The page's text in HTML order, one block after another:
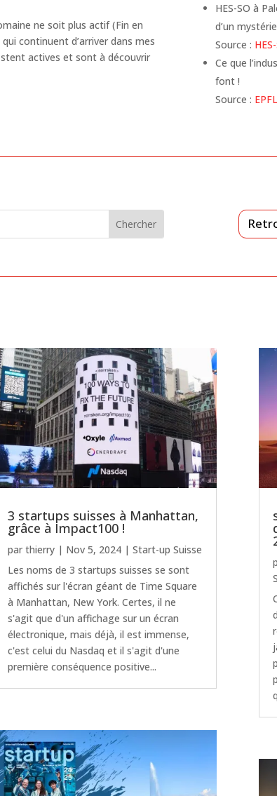
ne soit plus actif (Fin en
continuent d’arriver dans mes
actives et sont à découvrir
HES-SO à
d’un
Source :
Ce que
font !
Source : EPFL
3 startups suisses à Manhattan,
grâce à Impact100 !
par thierry| Nov 5, 2024| Start-up Suisse
Les noms de 3 startups suisses se sont
affichés sur l'écran géant de Time Square
à Manhattan, New York. Certes, il ne
s'agit que d'un affichage sur un écran
électronique, mais déjà, il est immense,
c'est celui du Nasdaq et il s'agit d'une
première conséquence positive...